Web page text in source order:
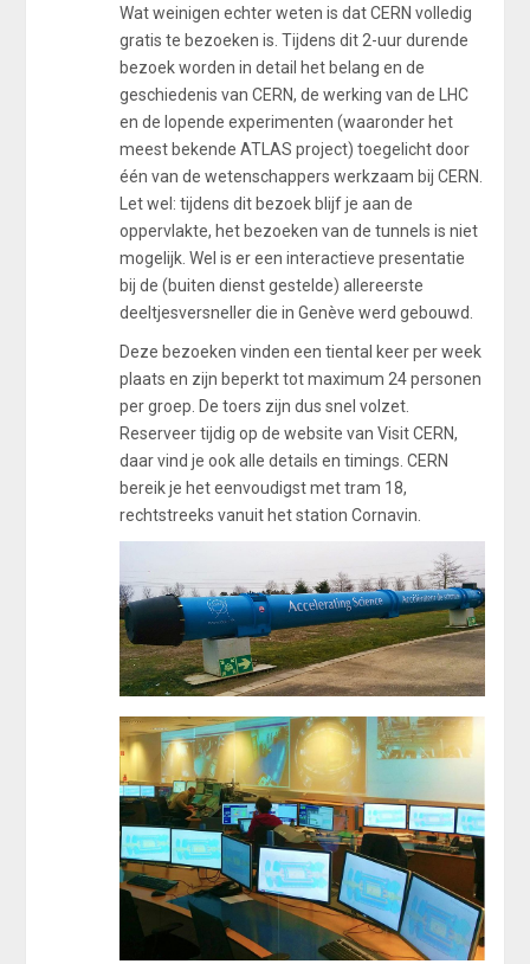
Wat weinigen echter weten is dat CERN volledig
gratis te bezoeken is. Tijdens dit 2-uur durende
bezoek worden in detail het belang en de
geschiedenis van CERN, de werking van de LHC
en de lopende experimenten (waaronder het
meest bekende ATLAS project) toegelicht door
één van de wetenschappers werkzaam bij CERN.
Let wel: tijdens dit bezoek blijf je aan de
oppervlakte, het bezoeken van de tunnels is niet
mogelijk. Wel is er een interactieve presentatie
bij de (buiten dienst gestelde) allereerste
deeltjesversneller die in Genève werd gebouwd.
Deze bezoeken vinden een tiental keer per week
plaats en zijn beperkt tot maximum 24 personen
per groep. De toers zijn dus snel volzet.
Reserveer tijdig op de website van Visit CERN,
daar vind je ook alle details en timings. CERN
bereik je het eenvoudigst met tram 18,
rechtstreeks vanuit het station Cornavin.